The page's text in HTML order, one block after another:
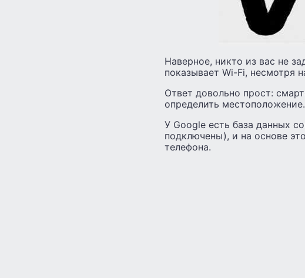
Наверное, никто из вас не
показывает Wi-Fi, несмотря
Ответ довольно прост:
определить местоположение.
У Google есть база данных
подключены), и на основе
телефона.